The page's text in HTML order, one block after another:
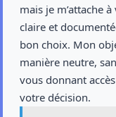
mais je m’attache
claire et
bon choix. Mon
manière neutre,
vous donnant
votre décision.